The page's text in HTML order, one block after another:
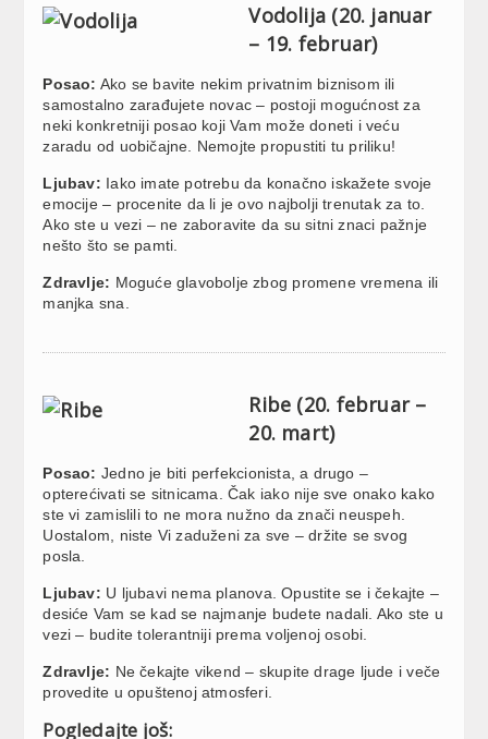
Vodolija (20. januar
– 19. februar)
Posao: Ako se bavite nekim privatnim biznisom ili
samostalno zarađujete novac – postoji mogućnost za
neki konkretniji posao koji Vam može doneti i veću
zaradu od uobičajne. Nemojte propustiti tu priliku!
Ljubav: Iako imate potrebu da konačno iskažete svoje
emocije – procenite da li je ovo najbolji trenutak za to.
Ako ste u vezi – ne zaboravite da su sitni znaci pažnje
nešto što se pamti.
Zdravlje: Moguće glavobolje zbog promene vremena ili
manjka sna.
Ribe (20. februar –
20. mart)
Posao: Jedno je biti perfekcionista, a drugo –
opterećivati se sitnicama. Čak iako nije sve onako kako
ste vi zamislili to ne mora nužno da znači neuspeh.
Uostalom, niste Vi zaduženi za sve – držite se svog
posla.
Ljubav: U ljubavi nema planova. Opustite se i čekajte –
desiće Vam se kad se najmanje budete nadali. Ako ste u
vezi – budite tolerantniji prema voljenoj osobi.
Zdravlje: Ne čekajte vikend – skupite drage ljude i veče
provedite u opuštenoj atmosferi.
Pogledajte još: